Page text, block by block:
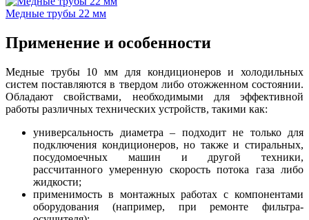
Медные трубы 22 мм
Применение и особенности
Медные трубы 10 мм для кондиционеров и холодильных
систем поставляются в твердом либо отожженном состоянии.
Обладают свойствами, необходимыми для эффективной
работы различных технических устройств, такими как:
универсальность диаметра – подходит не только для
подключения кондиционеров, но также и стиральных,
посудомоечных машин и другой техники,
рассчитанного умеренную скорость потока газа либо
жидкости;
применимость в монтажных работах с компонентами
оборудования (например, при ремонте фильтра-